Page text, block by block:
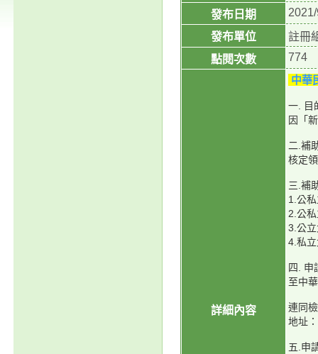
發布日期
發布單位
註冊
點閱次數
774
詳細內容
中華
一. 目
因「
二.補
核定
三.補
1.公
2.公
3.公
4.私
四. 申
至中
連同
地址
五.申